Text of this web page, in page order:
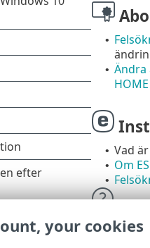
•
• Ändra
HOME
• Vad
• Om
•
your cookies